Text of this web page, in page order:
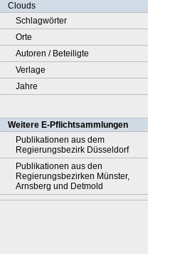
Clouds
Schlagwörter
Orte
Autoren / Beteiligte
Verlage
Jahre
Weitere E-Pflichtsammlungen
Publikationen aus dem
Regierungsbezirk Düsseldorf
Publikationen aus den
Regierungsbezirken Münster,
Arnsberg und Detmold